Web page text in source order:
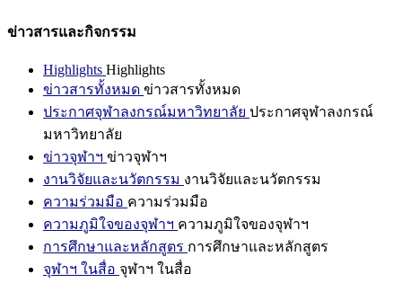
ข่าวสารและกิจกรรม
Highlights Highlights
ข่าวสารทั้งหมด ข่าวสารทั้งหมด
ประกาศจุฬาลงกรณ์มหาวิทยาลัย ประกาศจุฬาลงกรณ์
มหาวิทยาลัย
ข่าวจุฬาฯ ข่าวจุฬาฯ
งานวิจัยและนวัตกรรม งานวิจัยและนวัตกรรม
ความร่วมมือ ความร่วมมือ
ความภูมิใจของจุฬาฯ ความภูมิใจของจุฬาฯ
การศึกษาและหลักสูตร การศึกษาและหลักสูตร
จุฬาฯ ในสื่อ จุฬาฯ ในสื่อ